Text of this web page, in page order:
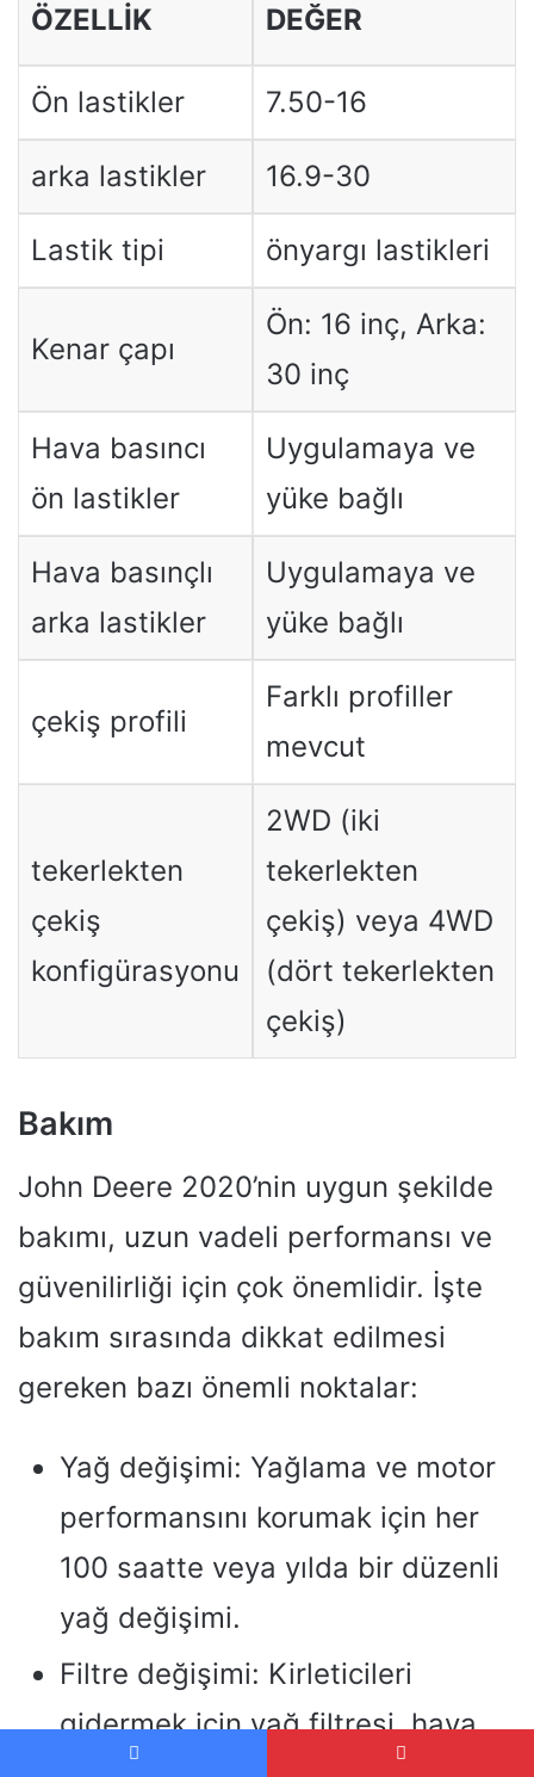
ÖZELLIK DEĞER
Ön lastikler 7.50-16
arka lastikler 16.9-30
Lastik tipi önyargı lastikleri
Kenar çapı
Ön: 16 inç, Arka:
30 inç
Hava basıncı
ön lastikler
Uygulamaya ve
yüke bağlı
Hava basınçlı
arka lastikler
Uygulamaya ve
yüke bağlı
çekiş profili
Farklı profiller
mevcut
tekerlekten
çekiş
konfigürasyonu
2WD (iki
tekerlekten
çekiş) veya 4WD
(dört tekerlekten
çekiş)
Bakım
John Deere 2020’nin uygun şekilde
bakımı, uzun vadeli performansı ve
güvenilirliği için çok önemlidir. İşte
bakım sırasında dikkat edilmesi
gereken bazı önemli noktalar:
Yağ değişimi: Yağlama ve motor
performansını korumak için her
100 saatte veya yılda bir düzenli
yağ değişimi.
Filtre değişimi: Kirleticileri
gidermek için yağ filtresi, hava